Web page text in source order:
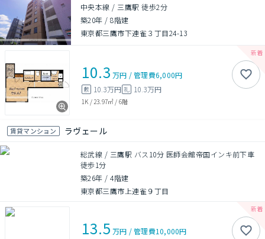
中央本線 / 三鷹駅 徒歩2分
築20年 /8階建
東京都三鷹市下連雀３丁目24-13
10.3 万円 /管理費6,000円
敷 10.3万円 礼 10.3万円
1K / 23.97㎡ / 6階
賃貸マンション ラヴェール
総武線 / 三鷹駅 バス10分 医師会館帝国インキ前下車
徒歩1分
築26年 /4階建
東京都三鷹市上連雀９丁目
13.5 万円 /管理費10,000円